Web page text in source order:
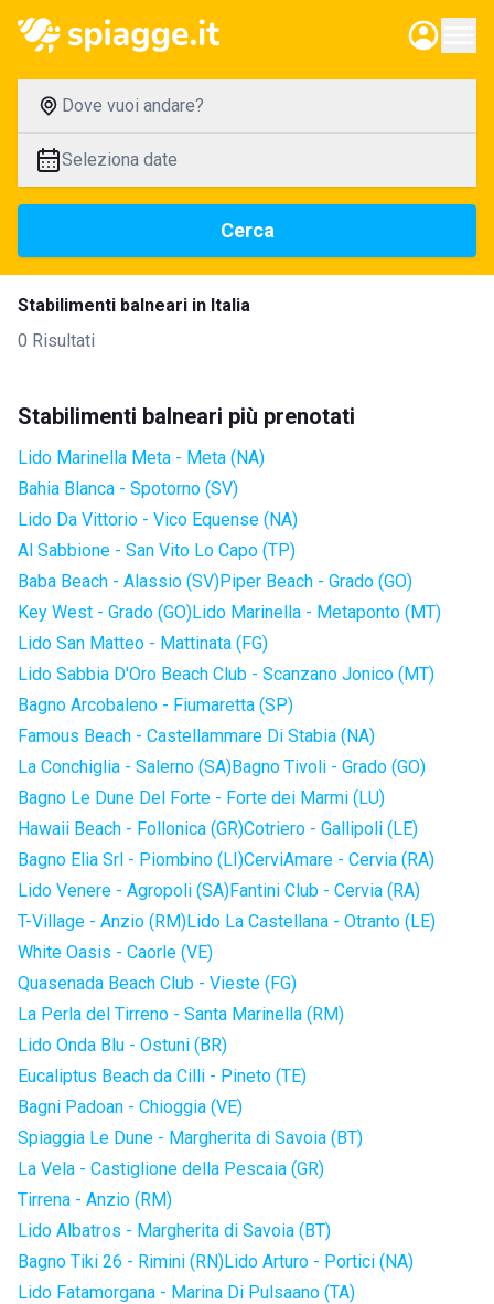
Dove vuoi andare?
Seleziona date
Cerca
Stabilimenti balneari in Italia
0 Risultati
Stabilimenti balneari più prenotati
Lido Marinella Meta - Meta (NA)
Bahia Blanca - Spotorno (SV)
Lido Da Vittorio - Vico Equense (NA)
Al Sabbione - San Vito Lo Capo (TP)
Baba Beach - Alassio (SV)Piper Beach - Grado (GO)
Key West - Grado (GO)Lido Marinella - Metaponto (MT)
Lido San Matteo - Mattinata (FG)
Lido Sabbia D'Oro Beach Club - Scanzano Jonico (MT)
Bagno Arcobaleno - Fiumaretta (SP)
Famous Beach - Castellammare Di Stabia (NA)
La Conchiglia - Salerno (SA)Bagno Tivoli - Grado (GO)
Bagno Le Dune Del Forte - Forte dei Marmi (LU)
Hawaii Beach - Follonica (GR)Cotriero - Gallipoli (LE)
Bagno Elia Srl - Piombino (LI)CerviAmare - Cervia (RA)
Lido Venere - Agropoli (SA)Fantini Club - Cervia (RA)
T-Village - Anzio (RM)Lido La Castellana - Otranto (LE)
White Oasis - Caorle (VE)
Quasenada Beach Club - Vieste (FG)
La Perla del Tirreno - Santa Marinella (RM)
Lido Onda Blu - Ostuni (BR)
Eucaliptus Beach da Cilli - Pineto (TE)
Bagni Padoan - Chioggia (VE)
Spiaggia Le Dune - Margherita di Savoia (BT)
La Vela - Castiglione della Pescaia (GR)
Tirrena - Anzio (RM)
Lido Albatros - Margherita di Savoia (BT)
Bagno Tiki 26 - Rimini (RN)Lido Arturo - Portici (NA)
Lido Fatamorgana - Marina Di Pulsaano (TA)